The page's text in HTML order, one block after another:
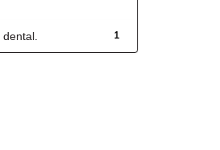
1